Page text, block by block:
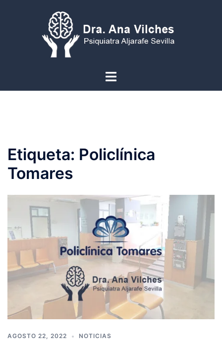
Alternar
Etiqueta: Policlínica
Tomares
AGOSTO 22, 2022 NOTICIAS